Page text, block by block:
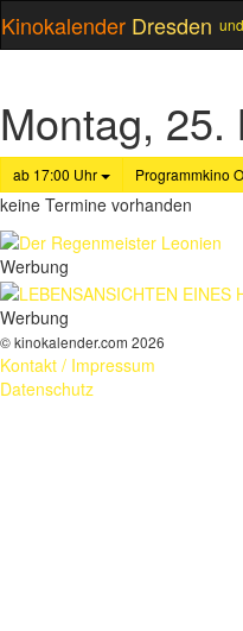
Kinokalender Dresden
Montag, 25.
ab 17:00 Uhr Programmkino
keine Termine vorhanden
Werbung
Werbung
© kinokalender.com 2026
Kontakt / Impressum
Datenschutz